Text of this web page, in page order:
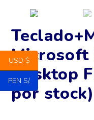
Microsoft
Desktop
por stock)
USD $
PEN S/.